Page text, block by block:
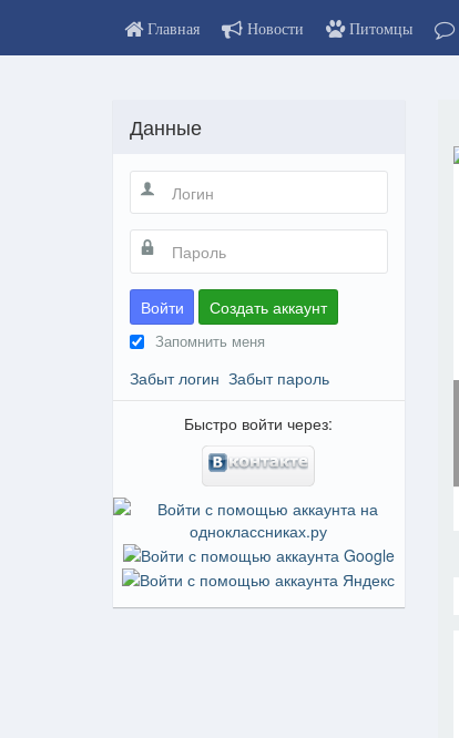
Главная Новости Питомцы
Данные
Войти Создать аккаунт
Запомнить меня
Забыт логин Забыт пароль
Быстро войти через: